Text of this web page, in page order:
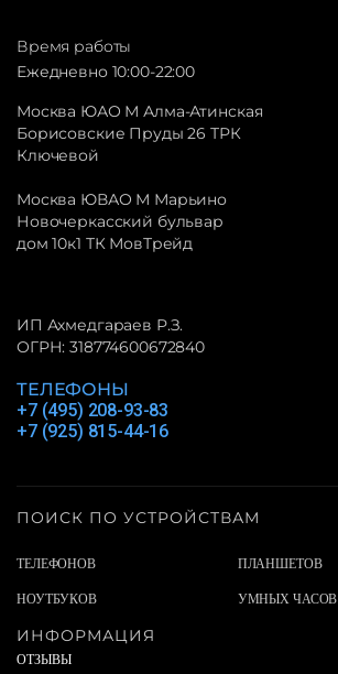
Время работы
Ежедневно 10:00-22:00
Москва ЮАО М Алма-Атинская
Борисовские Пруды 26 ТРК
Ключевой
Москва ЮВАО М Марьино
Новочеркасский бульвар
дом 10к1 ТК МовТрейд
ИП Ахмедгараев Р.З.
ОГРН: 318774600672840
ТЕЛЕФОНЫ
+7 (495) 208-93-83
+7 (925) 815-44-16
ПОИСК ПО УСТРОЙСТВАМ
ТЕЛЕФОНОВ ПЛАНШЕТОВ
НОУТБУКОВ УМНЫХ ЧАСОВ
ИНФОРМАЦИЯ
ОТЗЫВЫ